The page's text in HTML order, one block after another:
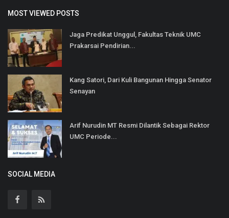
MOST VIEWED POSTS
Jaga Predikat Unggul, Fakultas Teknik UMC
Prakarsai Pendirian...
Kang Satori, Dari Kuli Bangunan Hingga Senator
Senayan
Arif Nurudin MT Resmi Dilantik Sebagai Rektor
UMC Periode...
SOCIAL MEDIA